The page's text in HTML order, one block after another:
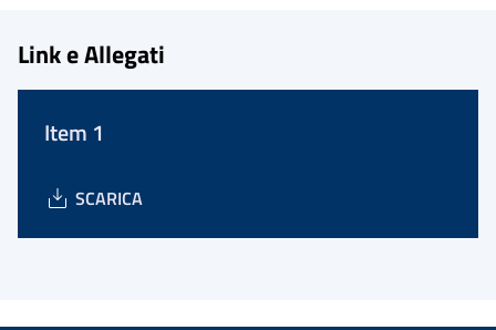
Link e Allegati
Item 1
SCARICA